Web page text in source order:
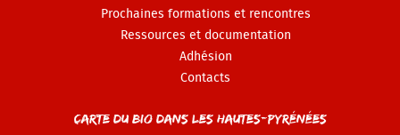
Prochaines formations et rencontres
Ressources et documentation
Adhésion
Contacts
Carte du Bio dans les Hautes-Pyrénées